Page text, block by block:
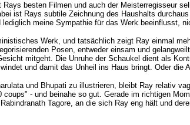
besten Filmen und auch der Meisterregisseur
ist Rays subtile Zeichnung des Haushalts
meine Sympathie für das Werk beeinflusst,
Werk, und tatsächlich zeigt Ray einmal
Posen, entweder einsam und
mitgeht. Die Unruhe der Schaukel dient als
und damit das Unheil ins Haus bringt. Oder
und Bhupati zu illustrieren, bleibt Ray relativ
coups" - und beinahe so gut. Gerade im richtigen
Rabindranath Tagore, an die sich Ray eng hält und